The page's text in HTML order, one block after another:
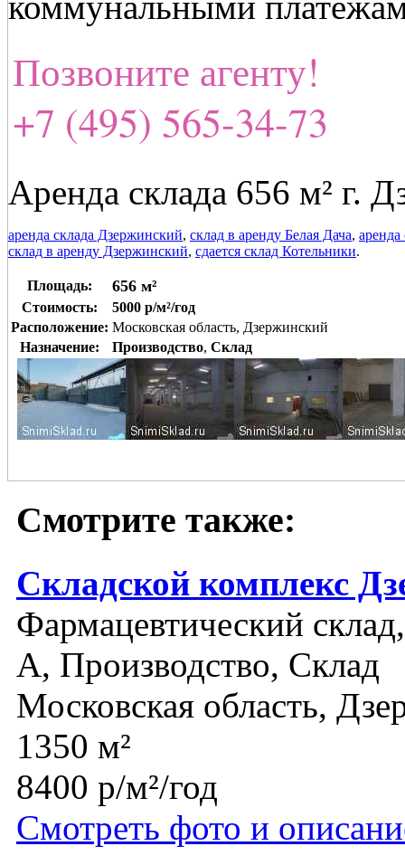
Позвоните агенту!
+7 (495) 565-34-73
Аренда склада 656 м² г.
аренда склада Дзержинский, склад в аренду Белая Дача, аренда
склад в аренду Дзержинский, сдается склад Котельники.
Площадь: 656 м²
Стоимость:
5000 р/м²/год
Расположение: Московская область, Дзержинский
Назначение:
Производство, Склад
Смотрите также:
Складской комплекс
Фармацевтический
A, Производство, Склад
Московская область,
1350 м²
8400 р/м²/год
Смотреть фото и